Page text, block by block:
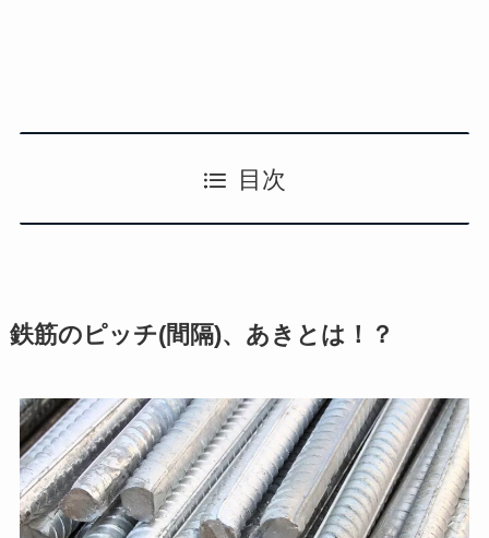
目次
鉄筋のピッチ(間隔)、あきとは！？